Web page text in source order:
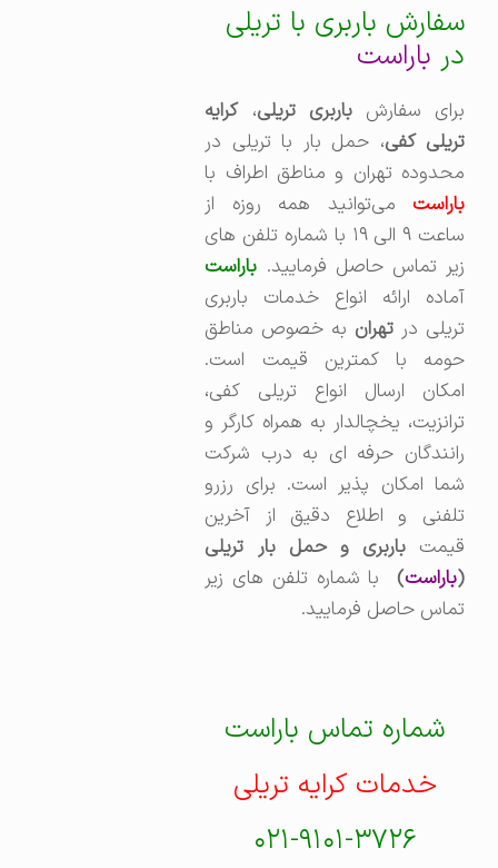
سفارش باربری با تریلی
باراست
برای سفارشباربری تریلی،‌کرایه
تریلی کفی ، حمل بار با تریلی در
محدوده تهران و مناطق اطراف با
باراستمی‌توانید همه روزه از
ساعت ۹ الی ۱۹ با شماره تلفن های
زیر تماس حاصل فرمایید.باراست
آماده ارائه انواع خدمات باربری
تریلی درتهرانبه خصوص مناطق
حومه با کمترین قیمت است.
امکان ارسال انواع تریلی کفی،
ترانزیت، یخچالدار به همراه کارگر و
رانندگان حرفه ای به درب شرکت
شما امکان پذیر است. برای رزرو
تلفنی و اطلاع دقیق از آخرین
قیمتباربری و حمل بار تریلی
باراست)با شماره تلفن های زیر
تماس حاصل فرمایید.
شماره تماس باراست
خدمات کرایه تریلی
۰۲۱-۹۱۰۱-۳۷۲۶